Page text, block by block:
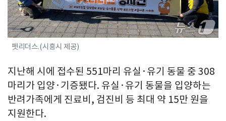
펫리더스.(시흥시 제공)
지난해 시에 접수된 551마리 유실·유기 동물 중 308
마리가 입양·기증됐다. 유실·유기 동물을 입양하는
반려가족에게 진료비, 검진비 등 최대 약 15만 원을
지원한다.